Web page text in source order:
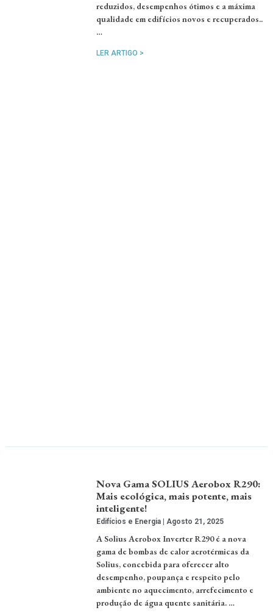
reduzidos, desempenhos ótimos e a máxima
qualidade em edifícios novos e recuperados..
…
LER ARTIGO >
Nova Gama SOLIUS Aerobox R290:
Mais ecológica, mais potente, mais
inteligente!
Edifícios e Energia Agosto 21, 2025
A Solius Aerobox Inverter R290 é a nova
gama de bombas de calor aerotérmicas da
Solius, concebida para oferecer alto
desempenho, poupança e respeito pelo
ambiente no aquecimento, arrefecimento e
produção de água quente sanitária. …